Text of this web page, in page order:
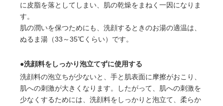
に皮脂を落としてしまい、肌の乾燥をまねく一因になりま
す。
肌の潤いを保つためにも、洗顔するときのお湯の適温は、
ぬるま湯（33～35℃くらい）です。
●洗顔料をしっかり泡立てずに使用する
洗顔料の泡立ちが少ないと、手と肌表面に摩擦がおこり、
肌への刺激が大きくなります。したがって、肌への刺激を
少なくするためには、洗顔料をしっかりと泡立て、柔らか